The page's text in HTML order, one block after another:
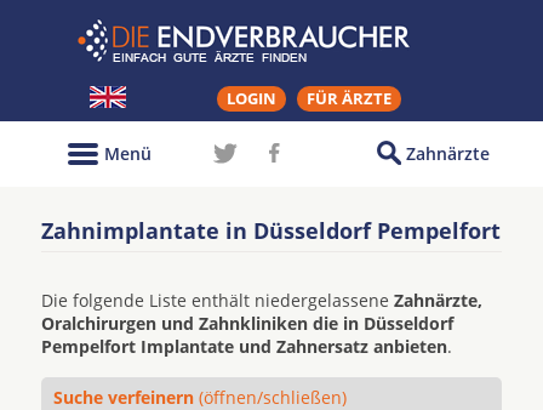
LOGIN FÜR ÄRZTE
Zahnärzte
Menü
Zahnimplantate in Düsseldorf Pempelfort
Die folgende Liste enthält niedergelassene Zahnärzte,
Oralchirurgen und Zahnkliniken die in Düsseldorf
Pempelfort Implantate und Zahnersatz anbieten.
Suche verfeinern (öffnen/schließen)